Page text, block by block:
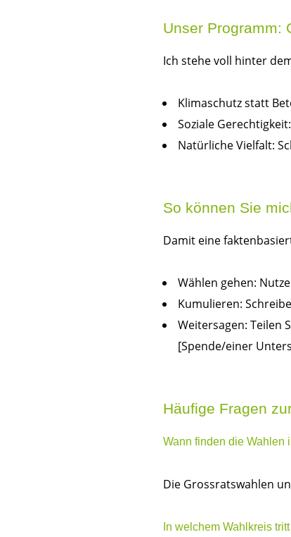
Unser Programm:
Ich stehe voll hinter
Klimaschutz statt
Soziale
Natürliche Vielfalt:
So können Sie
Damit eine
Wählen gehen:
Kumulieren:
Weitersagen: Teilen
[Spende/einer
Häufige Fragen
Wann finden die Wahlen
Die Grossratswahlen
In welchem Wahlkreis